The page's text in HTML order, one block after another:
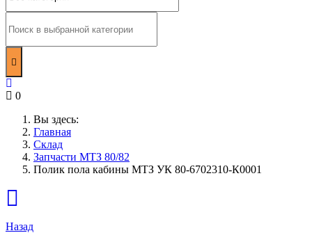
0
Вы здесь:
Главная
Склад
Запчасти МТЗ 80/82
Полик пола кабины МТЗ УК 80-6702310-К0001
Назад